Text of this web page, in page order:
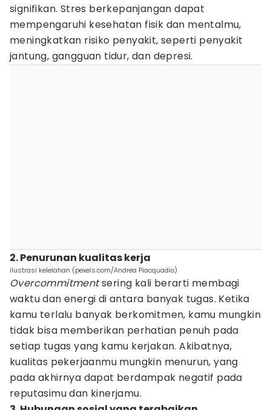
signifikan. Stres berkepanjangan dapat
mempengaruhi kesehatan fisik dan mentalmu,
meningkatkan risiko penyakit, seperti penyakit
jantung, gangguan tidur, dan depresi.
2. Penurunan kualitas kerja
ilustrasi kelelahan (pexels.com/Andrea Piacquadio)
Overcommitmentsering kali berarti membagi
waktu dan energi di antara banyak tugas. Ketika
kamu terlalu banyak berkomitmen, kamu mungkin
tidak bisa memberikan perhatian penuh pada
setiap tugas yang kamu kerjakan. Akibatnya,
kualitas pekerjaanmu mungkin menurun, yang
pada akhirnya dapat berdampak negatif pada
reputasimu dan kinerjamu.